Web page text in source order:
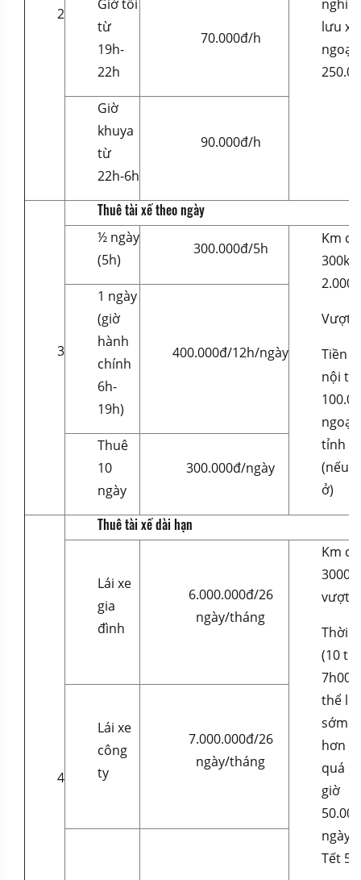
2
nghỉ
lưu
ngoại
Giờ tối
từ
19h-
22h
70.000đ/h
Giờ
khuya
từ
22h-6h
90.000đ/h
3
Thuê tài xế theo ngày
½ ngày
(5h)
300.000đ/5h
Km
Vượt
Tiền
nội
ngoại
tỉnh
(nếu
ở)
1 ngày
(giờ
hành
chính
6h-
19h)
400.000đ/12h/ngày
Thuê
10
ngày
300.000đ/ngày
4
Thuê tài xế dài hạn
Lái xe
gia
đình
6.000.000đ/26
ngày/tháng
Km
vượt
Thời
(10
7h00
thể
sớm
hơn
quá
giờ
ngày
Tết
Lái xe
công
ty
7.000.000đ/26
ngày/tháng